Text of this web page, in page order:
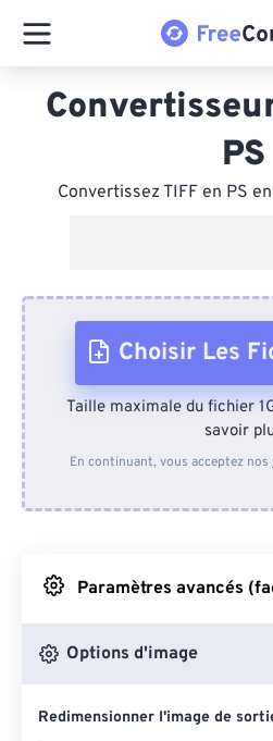
PS
Convertissez TIFF en PS
Choisir Les
Depuis
Depuis
Depuis
Depuis l'URL
Taille maximale du fichier
savoir
En continuant, vous acceptez nos
Paramètres avancés
Options d'image
Redimensionner l'image de